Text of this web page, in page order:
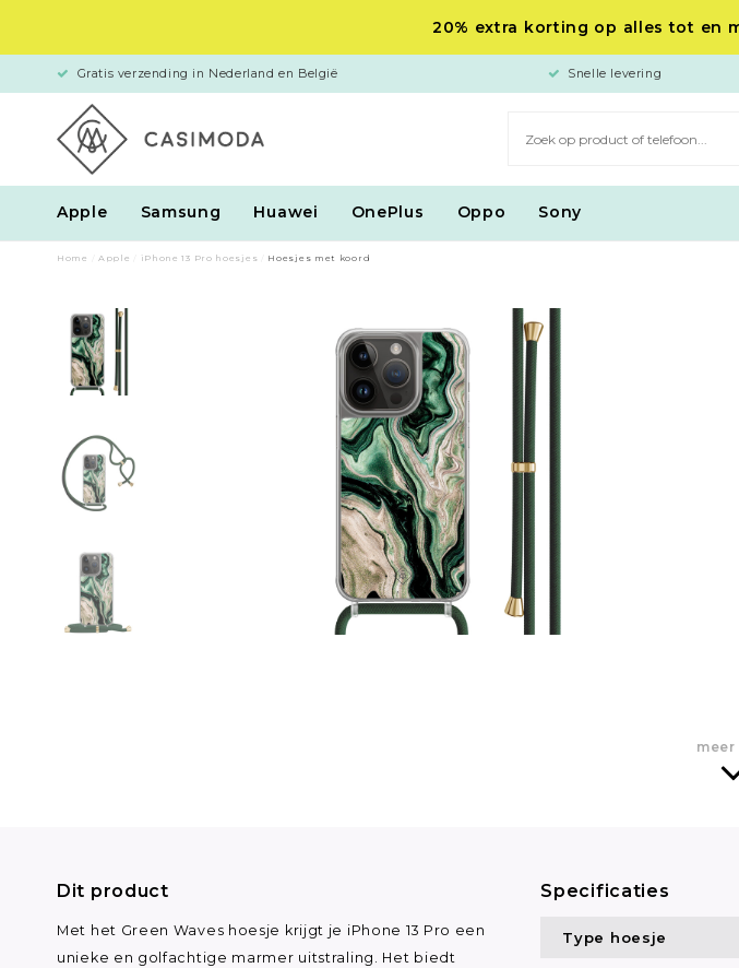
20% extra korting op alles tot en
Gratis verzending in Nederland en België Snelle levering
Apple Samsung Huawei OnePlus Oppo Sony
Home Apple iPhone 13 Pro hoesjes Hoesjes met koord
Dit product
Met het Green Waves hoesje krijgt je iPhone 13 Pro een
unieke en golfachtige marmer uitstraling. Het biedt
Specificaties
Type hoesje